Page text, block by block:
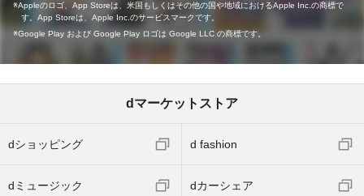
Appleのロゴ、App Storeは、米国もしくはその他の国や地域におけるApple Inc.の商標で
す。App Storeは、Apple Inc.のサービスマークです。
Google Play および Google Play ロゴは Google LLC の商標です。
dマーケットストア
dショッピング d fashion
dミュージック dカーシェア